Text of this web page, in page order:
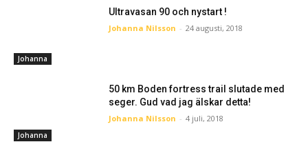
Johanna
Ultravasan 90 och nystart !
Johanna Nilsson - 24 augusti, 2018
Johanna
50 km Boden fortress trail slutade med
seger. Gud vad jag älskar detta!
Johanna Nilsson - 4 juli, 2018